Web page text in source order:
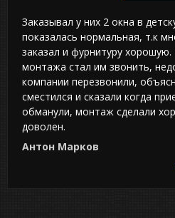
Заказывал у них 2 окна в
показалась нормальная, т.к
заказал и фурнитуру
монтажа стал им звонить,
компании перезвонили,
сместился и сказали когда
обманули, монтаж сделали
доволен.
Антон Марков